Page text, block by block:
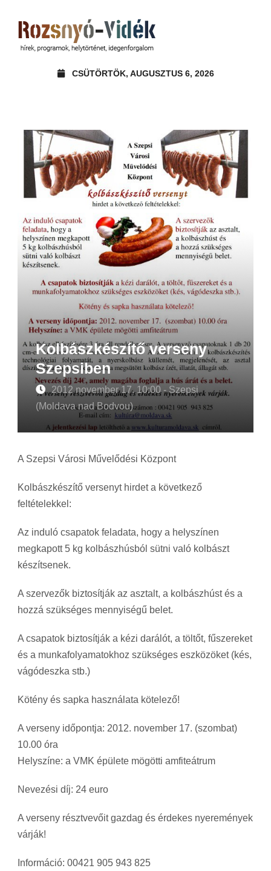
CSÜTÖRTÖK, AUGUSZTUS 6, 2026
Kolbászkészítő verseny
Szepsiben
2012 november 17. 10:00 - Szepsi
(Moldava nad Bodvou)
A Szepsi Városi Művelődési Központ
Kolbászkészítő versenyt hirdet a következő
feltételekkel:
Az induló csapatok feladata, hogy a helyszínen
megkapott 5 kg kolbászhúsból sütni való kolbászt
készítsenek.
A szervezők biztosítják az asztalt, a kolbászhúst és a
hozzá szükséges mennyiségű belet.
A csapatok biztosítják a kézi darálót, a töltőt, fűszereket
és a munkafolyamatokhoz szükséges eszközöket (kés,
vágódeszka stb.)
Kötény és sapka használata kötelező!
A verseny időpontja: 2012. november 17. (szombat)
10.00 óra
Helyszíne: a VMK épülete mögötti amfiteátrum
Nevezési díj: 24 euro
A verseny résztvevőit gazdag és érdekes nyeremények
várják!
Információ: 00421 905 943 825